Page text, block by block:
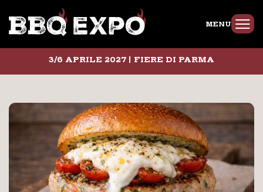
MENU
3/6 APRILE 2027 | FIERE DI PARMA